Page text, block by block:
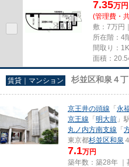
7.35万円
(管理費・
敷：7万円
所在階：4
間取り：1K
面積：
賃貸｜マンション 杉並区和泉４
京王井の頭線 「 永
京王線 「 明大前 」
丸ノ内方南支線 「
東京都杉並区和泉
7.1万円
築年数：築28年 ｜